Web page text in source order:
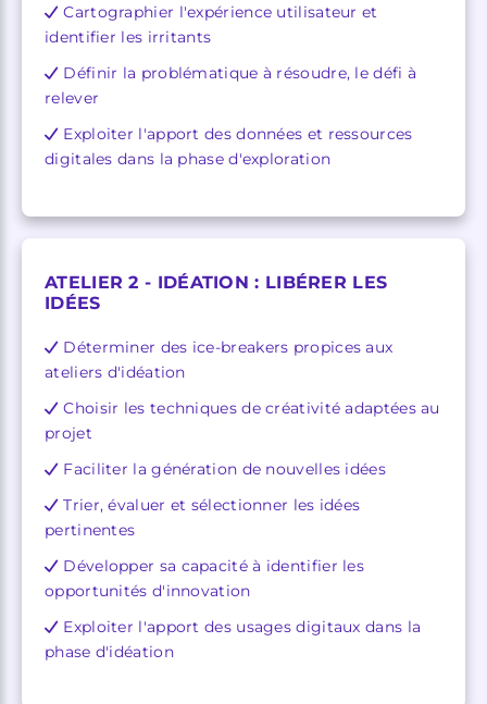
Cartographier l'expérience utilisateur et
identifier les irritants
Définir la problématique à résoudre, le défi à
relever
Exploiter l'apport des données et ressources
digitales dans la phase d'exploration
ATELIER 2 - IDÉATION : LIBÉRER LES
IDÉES
Déterminer des ice-breakers propices aux
ateliers d'idéation
Choisir les techniques de créativité adaptées au
projet
Faciliter la génération de nouvelles idées
Trier, évaluer et sélectionner les idées
pertinentes
Développer sa capacité à identifier les
opportunités d'innovation
Exploiter l'apport des usages digitaux dans la
phase d'idéation